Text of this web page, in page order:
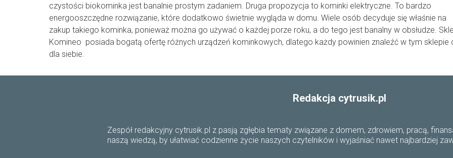
czystości biokominka jest banalnie prostym zadaniem. Druga propozycja to kominki elektryczne. To bardzo
energooszczędne rozwiązanie, które dodatkowo świetnie wygląda w domu. Wiele osób decyduje się właśnie na
zakup takiego kominka, ponieważ można go używać o każdej porze roku, a do tego jest banalny w obsłudze.
Komineo posiada bogatą ofertę różnych urządzeń kominkowych, dlatego każdy powinien znaleźć w tym sklepie
dla siebie.
Redakcja cytrusik.pl
Zespół redakcyjny cytrusik.pl z pasją zgłębia tematy związane z domem, zdrowiem, pracą,
naszą wiedzą, by ułatwiać codzienne życie naszych czytelników i wyjaśniać nawet najbardziej